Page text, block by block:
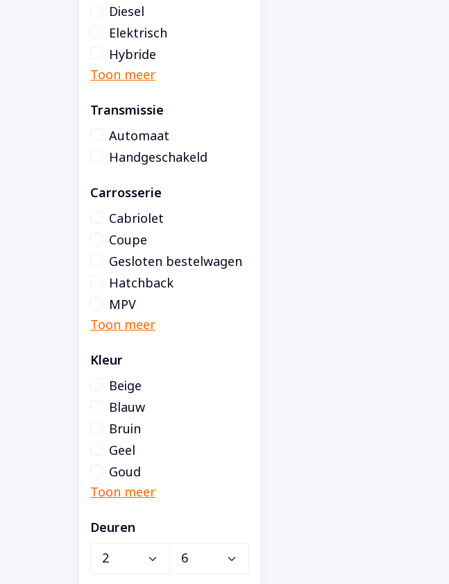
Diesel
Elektrisch
Hybride
Transmissie
Automaat
Handgeschakeld
Carrosserie
Cabriolet
Coupe
Gesloten bestelwagen
Hatchback
MPV
Kleur
Beige
Blauw
Bruin
Geel
Goud
Deuren